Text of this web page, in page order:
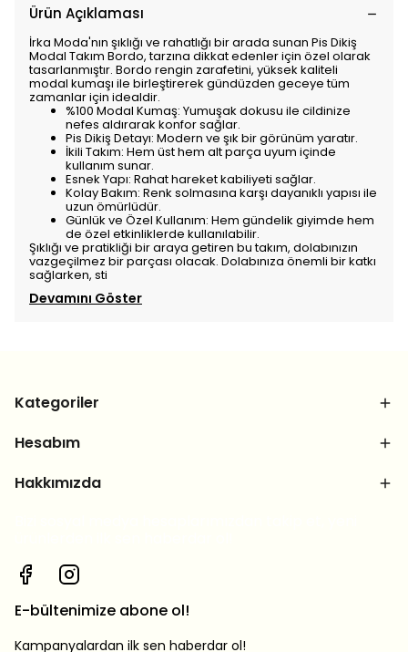
Ürün Açıklaması
İrka Moda'nın şıklığı ve rahatlığı bir arada sunan Pis Dikiş
Modal Takım Bordo, tarzına dikkat edenler için özel olarak
tasarlanmıştır. Bordo rengin zarafetini, yüksek kaliteli
modal kumaşı ile birleştirerek gündüzden geceye tüm
zamanlar için idealdir.
%100 Modal Kumaş: Yumuşak dokusu ile cildinize
nefes aldırarak konfor sağlar.
Pis Dikiş Detayı: Modern ve şık bir görünüm yaratır.
İkili Takım: Hem üst hem alt parça uyum içinde
kullanım sunar.
Esnek Yapı: Rahat hareket kabiliyeti sağlar.
Kolay Bakım: Renk solmasına karşı dayanıklı yapısı ile
uzun ömürlüdür.
Günlük ve Özel Kullanım: Hem gündelik giyimde hem
de özel etkinliklerde kullanılabilir.
Şıklığı ve pratikliği bir araya getiren bu takım, dolabınızın
vazgeçilmez bir parçası olacak. Dolabınıza önemli bir katkı
sağlarken, sti
Devamını Göster
Kategoriler
Hesabım
Hakkımızda
E-bültenimize abone ol!
Kampanyalardan ilk sen haberdar ol!